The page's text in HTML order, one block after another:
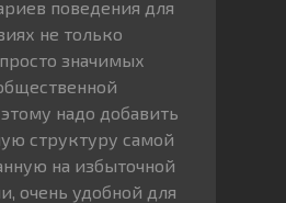
поведения для
не только
значимых
надо добавить
структуру самой
на избыточной
очень удобной для